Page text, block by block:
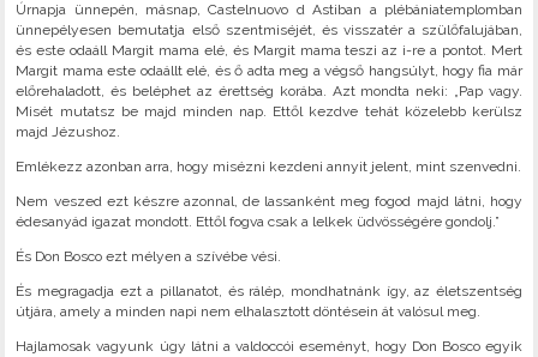
Úrnapja ünnepén, másnap, Castelnuovo d Astiban a plébániatemplomban
ünnepélyesen bemutatja első szentmiséjét, és visszatér a szülőfalujában,
és este odaáll Margit mama elé, és Margit mama teszi az i-re a pontot. Mert
Margit mama este odaállt elé, és ő adta meg a végső hangsúlyt, hogy fia már
előrehaladott, és beléphet az érettség korába. Azt mondta neki: „Pap vagy.
Misét mutatsz be majd minden nap. Ettől kezdve tehát közelebb kerülsz
majd Jézushoz.
Emlékezz azonban arra, hogy misézni kezdeni annyit jelent, mint szenvedni.
Nem veszed ezt készre azonnal, de lassanként meg fogod majd látni, hogy
édesanyád igazat mondott. Ettől fogva csak a lelkek üdvösségére gondolj.”
És Don Bosco ezt mélyen a szívébe vési.
És megragadja ezt a pillanatot, és rálép, mondhatnánk így, az életszentség
útjára, amely a minden napi nem elhalasztott döntésein át valósul meg.
Hajlamosak vagyunk úgy látni a valdoccói eseményt, hogy Don Bosco egyik